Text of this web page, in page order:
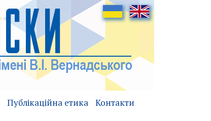
Публікаційна етика Контакти